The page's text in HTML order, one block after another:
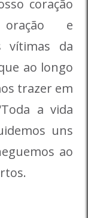
coração
e
vítimas da
ao longo
trazer em
a vida
uns
ao